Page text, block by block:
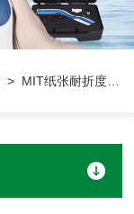
> MIT纸张耐折度测定仪